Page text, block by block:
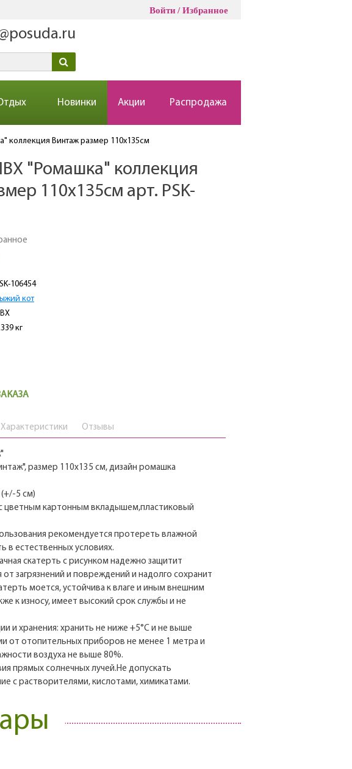
Войти Избранное
Новинки Акции Распродажа
коллекция Винтаж размер 110х135см
"Ромашка" коллекция
110х135см арт. PSK-
106454
кот
кг
Характеристики Отзывы
размер 110х135 см, дизайн ромашка
5 см)
с цветным картонным вкладышем,пластиковый
рекомендуется протереть влажной
в естественных условиях.
скатерть с рисунком надежно защитит
загрязнений и повреждений и надолго сохранит
моется, устойчива к влаге и иным внешним
к износу, имеет высокий срок службы и не
и хранения: хранить не ниже +5°С и не выше
от отопительных приборов не менее 1 метра и
воздуха не выше 80%.
прямых солнечных лучей.Не допускать
с растворителями, кислотами, химикатами.